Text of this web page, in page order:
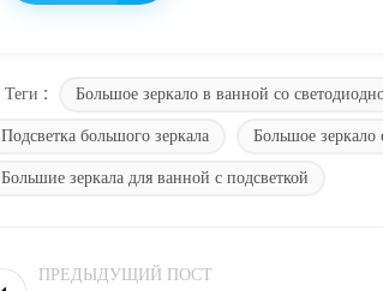
Теги : Большое зеркало в ванной со
Подсветка большого зеркала
Большое зеркало
Большие зеркала для ванной с подсветкой
ПРЕДЫДУЩИЙ ПОСТ